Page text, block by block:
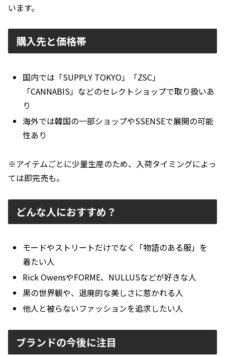
います。
購入先と価格帯
国内では「SUPPLY TOKYO」「ZSC」
「CANNABIS」などのセレクトショップで取り扱いあ
り
海外では韓国の一部ショップやSSENSEで展開の可能
性あり
※アイテムごとに少量生産のため、入荷タイミングによっ
ては即完売も。
どんな人におすすめ？
モードやストリートだけでなく「物語のある服」を
着たい人
Rick OwensやFORME、NULLUSなどが好きな人
黒の世界観や、退廃的な美しさに惹かれる人
他人と被らないファッションを追求したい人
ブランドの今後に注目